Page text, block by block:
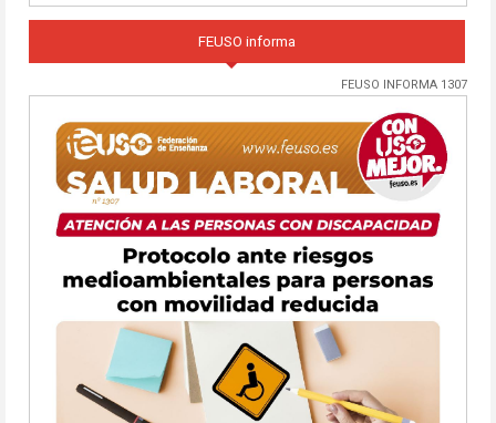
FEUSO informa
FEUSO INFORMA 1307